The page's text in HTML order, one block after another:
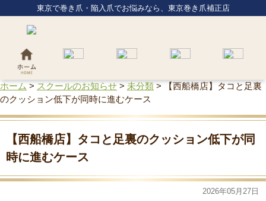
東京で巻き爪・陥入爪でお悩みなら、東京巻き爪補正店
ホーム > スクールのお知らせ > 未分類 >
【西船橋店】タコと足裏
のクッション低下が同時に進むケース
【西船橋店】タコと足裏のクッション低下が同
時に進むケース
2026年05月27日